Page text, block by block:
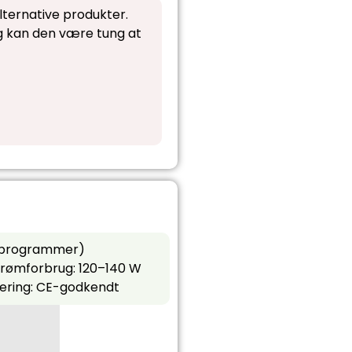
produkter.
kan den være tung at
120–140 W
CE-godkendt